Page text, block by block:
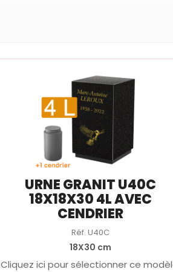
URNE GRANIT U40C
18X18X30 4L AVEC
CENDRIER
Réf. U40C
18X30 cm
Cliquez ici pour sélectionner ce